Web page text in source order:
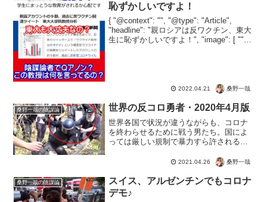
恥ずかしいですよ！
{ "@context": "", "@type": "Article",
"headline": "親ロシアは反ワクチン、東大
生に恥ずかしいですよ！", "image": [ "" ],
2022.04.21 桑野一哉
桑野一哉の陰謀論 世界の反コロ勇者・2020年4月版
世界各国で状況が違うながらも、コロナ
を終わらせるために戦う男たち。国によ
っては厳しい規制で暴力すら許される状
ろうけど、フェイクに騙されて強制され
うです。警察隊から守るお...
2021.04.26 桑野一哉
桑野一哉の陰謀論
スイス、アルゼンチンでもコロナ
デモ♪